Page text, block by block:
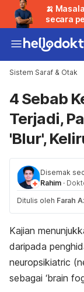
🍌
secara
Sistem Saraf & Otak
4 Sebab
Terjadi,
'Blur',
Disemak
Rahim ·
Ditulis oleh Farah
Kajian
daripada
neuropsikiatric
sebagai ‘brain